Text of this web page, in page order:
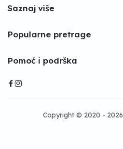
Saznaj više
Popularne pretrage
Pomoć i podrška
Copyright © 2020 - 2026